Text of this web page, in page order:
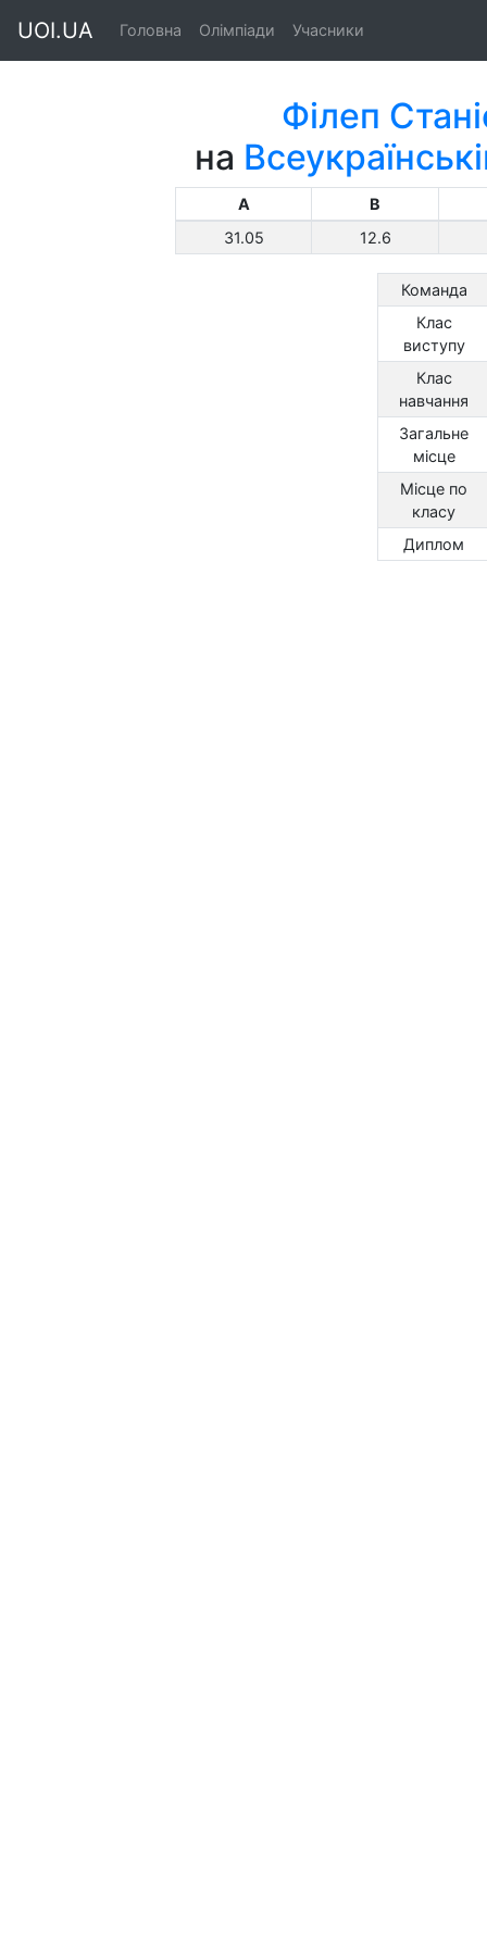
UOI.UA Головна Олімпіади Учасники
Філеп
на
A
B
31.05
12.6
Команда
Клас
виступу
Клас
навчання
Загальне
місце
Місце по
класу
Диплом